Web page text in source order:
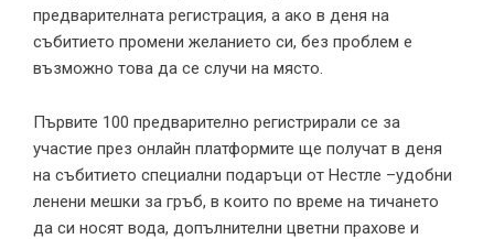
предварителната регистрация, а ако в деня на
събитието промени желанието си, без проблем е
възможно това да се случи на място.
Първите 100 предварително регистрирали се за
участие през онлайн платформите ще получат в деня
на събитието специални подаръци от Нестле –удобни
ленени мешки за гръб, в които по време на тичането
да си носят вода, допълнителни цветни прахове и